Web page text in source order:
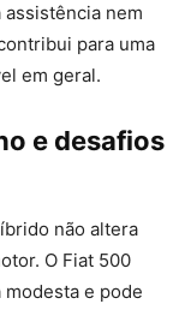
nem
para uma
em geral.
e desafios
não altera
O Fiat 500
e pode